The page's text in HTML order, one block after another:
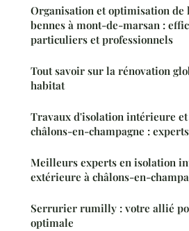
Organisation et optimisation de
bennes à mont-de-marsan :
particuliers et professionnels
Tout savoir sur la rénovation
habitat
Travaux d'isolation intérieure
châlons-en-champagne :
Meilleurs experts en isolation
extérieure à châlons-en-
Serrurier rumilly : votre allié
optimale